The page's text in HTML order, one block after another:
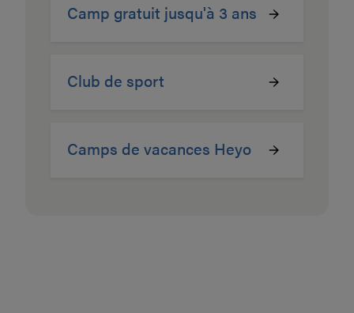
Camp gratuit jusqu'à 3 ans
Club de sport
Camps de vacances Heyo